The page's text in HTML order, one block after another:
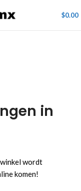
$0.00
in
wordt
komen!